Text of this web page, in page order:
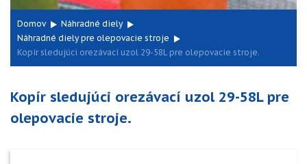
Domov
Náhradné diely
Náhradné diely pre olepovacie stroje
Kopír sledujúci orezávací uzol 29-58L pre olepovacie stroje.
Kopír sledujúci orezávací uzol 29-58L pre
olepovacie stroje.